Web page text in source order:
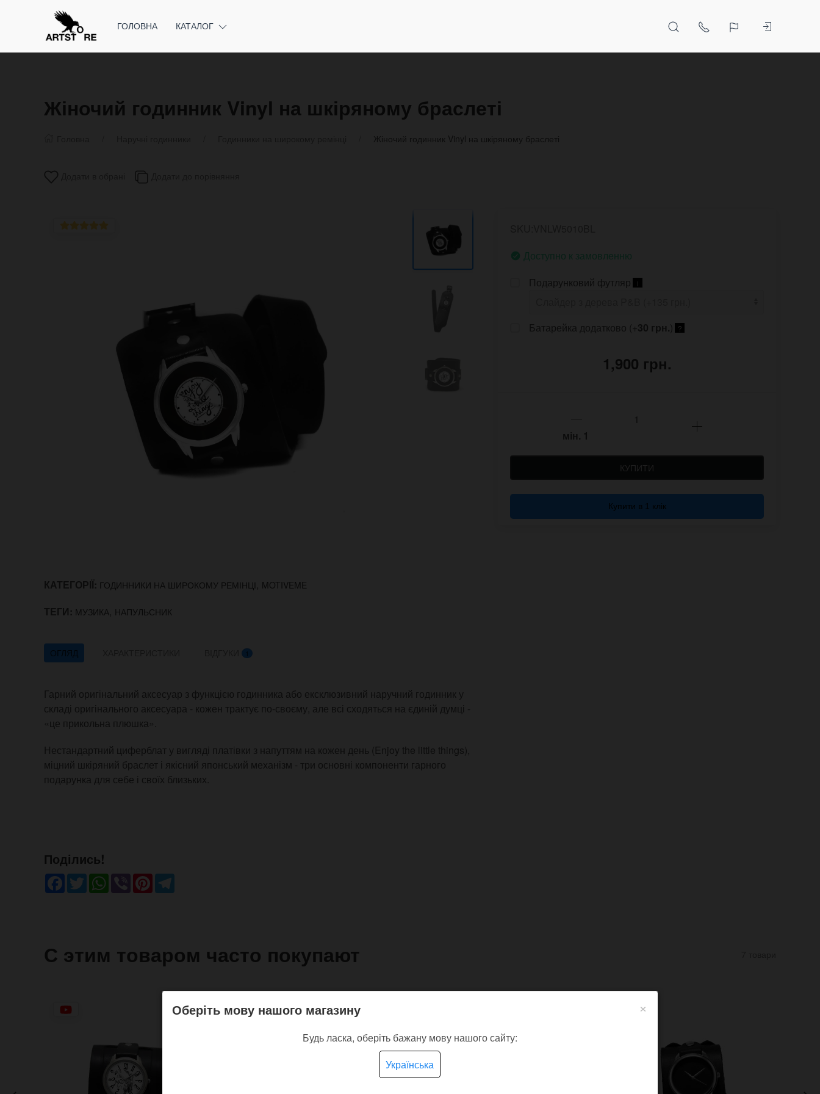
ГОЛОВНА КАТАЛОГ
Жіночий годинник Vinyl на шкіряному браслеті
Жіночий годинник Vinyl на шкіряному браслеті
КАТЕГОРІЇ: ГОДИННИКИ НА ШИРОКОМУ РЕМІНЦІ , MOTIVEME
ТЕГИ: МУЗИКА, НАПУЛЬСНИК
ОГЛЯД 1
Гарний оригінальний аксесуар з функцією годинника або ексклюзивний наручний годинник у
складі оригінального аксесуара - кожен трактує по-своєму, але всі сходяться на єдиній думці -
«це прикольна плюшка».
Нестандартний циферблат у вигляді платівки з напуттям на кожен день (Enjoy the little things),
міцний шкіряний браслет і якісний японський механізм - три основні компоненти гарного
подарунка для себе і своїх близьких.
Доступно к замовленню
Подарунковий футляр
i
Батарейка додатково (+30 грн.) ?
1,900 грн.
мін. 1
КУПИТИ
Купити в 1 клік
Поділись!
Facebook
TwitterWhatsApp
ViberPinterest
С этим товаром часто покупают
×
Оберіть мову нашого магазину
Будь ласка, оберіть бажану мову нашого сайту:
Українська